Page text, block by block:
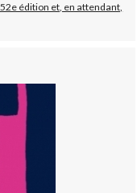
édition et, en attendant,